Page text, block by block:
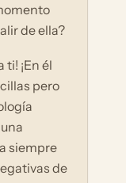
de ella?
¡En él
pero
siempre
de